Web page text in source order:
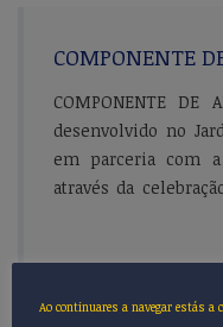
COMPONENTE
COMPONENTE DE
desenvolvido no
em parceria com
através da
Através deste
período escolar, 25
[…]
Ao continuares a navegar estás